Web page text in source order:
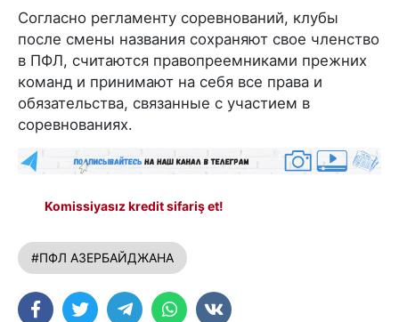
Согласно регламенту соревнований, клубы
после смены названия сохраняют свое членство
в ПФЛ, считаются правопреемниками прежних
команд и принимают на себя все права и
обязательства, связанные с участием в
соревнованиях.
Komissiyasız kredit sifariş et!
#ПФЛ АЗЕРБАЙДЖАНА